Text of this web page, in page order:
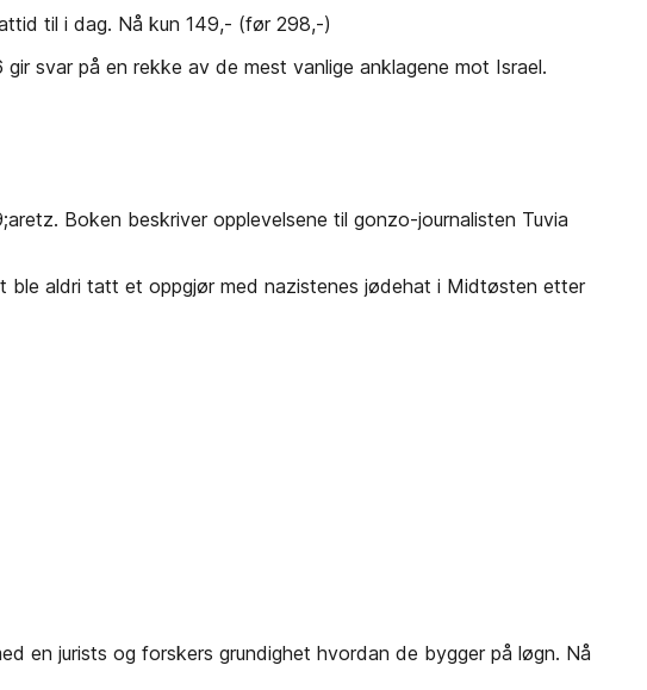
til i dag. Nå kun 149,- (før 298,-)
svar på en rekke av de mest vanlige anklagene mot Israel.
Boken beskriver opplevelsene til gonzo-journalisten Tuvia
aldri tatt et oppgjør med nazistenes jødehat i Midtøsten etter
en jurists og forskers grundighet hvordan de bygger på løgn. Nå